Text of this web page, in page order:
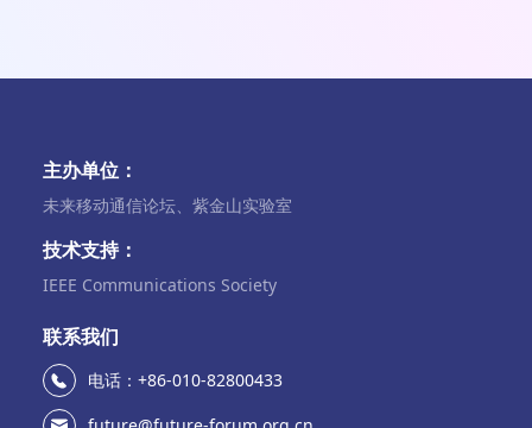
主办单位：
未来移动通信论坛、紫金山实验室
技术支持：
IEEE Communications Society
联系我们
电话：+86-010-82800433